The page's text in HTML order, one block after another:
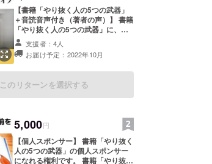
【書籍「やり抜く人の5つの武器」
＋音読音声付き（著者の声）】 書籍
「やり抜く人の5つの武器」に、著
者椎木倫太郎による音読音声セット
を合わせてお届けします。 ※送料込
みのお値段です。 ※音読音声はメー
支援者：4人
お届け予定：2022年10月
このリターンを選択する
5,000円
【個人スポンサー】 書籍「やり抜く
人の5つの武器」の個人スポンサー
になれる権利です。 書籍「やり抜く